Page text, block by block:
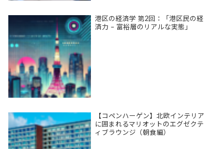
港区の経済学 第2回：「港区民の経
済力 – 富裕層のリアルな実態」
【コペンハーゲン】北欧インテリア
に囲まれるマリオットのエグゼクテ
ィブラウンジ（朝食編）